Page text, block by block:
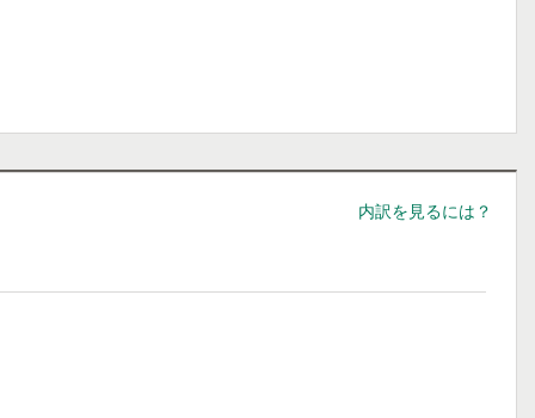
内訳を見るには？